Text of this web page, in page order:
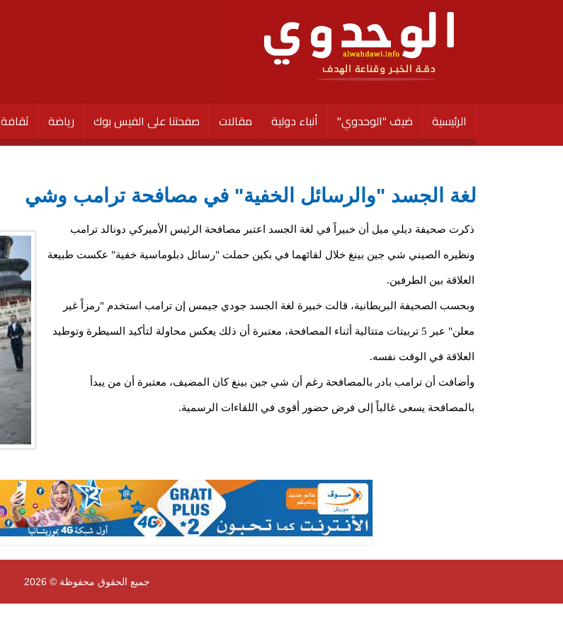
الرئيسية ضيف "الوحدوي" أنباء دولية مقالات صفحتنا على الفيس بوك رياضة ثقافة
لغة الجسد "والرسائل الخفية" في مصافحة ترامب وشي
ذكرت صحيفة ديلي ميل أن خبيراً في لغة الجسد اعتبر مصافحة الرئيس الأميركي دونالد ترامب
ونظيره الصيني شي جين بينغ خلال لقائهما في بكين حملت "رسائل دبلوماسية خفية" عكست طبيعة
العلاقة بين الطرفين.
وبحسب الصحيفة البريطانية، قالت خبيرة لغة الجسد جودي جيمس إن ترامب استخدم "رمزاً غير
معلن" عبر 5 تربيتات متتالية أثناء المصافحة، معتبرة أن ذلك يعكس محاولة لتأكيد السيطرة وتوطيد
العلاقة في الوقت نفسه.
وأضافت أن ترامب بادر بالمصافحة رغم أن شي جين بينغ كان المضيف، معتبرة أن من يبدأ
بالمصافحة يسعى غالباً إلى فرض حضور أقوى في اللقاءات الرسمية.
جميع الحقوق محفوظة © 2026